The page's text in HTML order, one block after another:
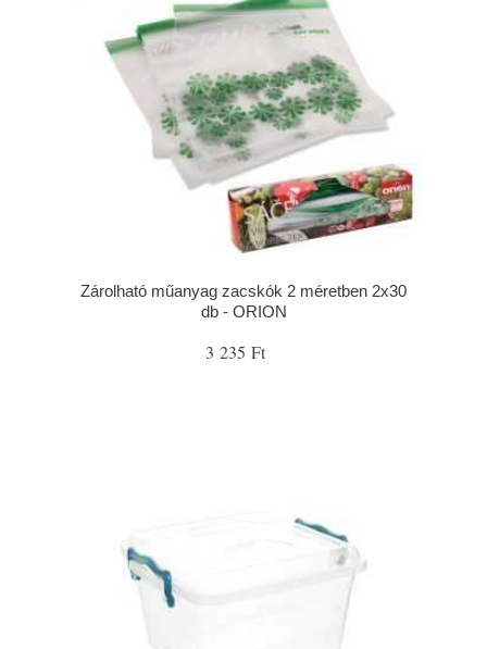
Zárolható műanyag zacskók 2 méretben 2x30
db - ORION
3 235 Ft